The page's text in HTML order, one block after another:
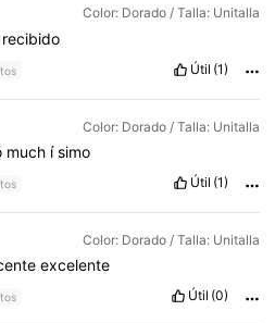
Color: Dorado / Talla: Unitalla
recibido
Útil (1)
Color: Dorado / Talla: Unitalla
much ísimo
Útil (1)
Color: Dorado / Talla: Unitalla
excelente
Útil (0)